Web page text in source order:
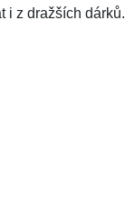
i z dražších dárků.